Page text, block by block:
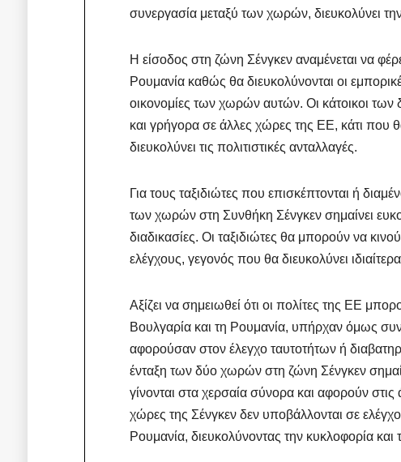
συνεργασία μεταξύ των χωρών, διευκολύνει
Η είσοδος στη ζώνη Σένγκεν αναμένεται να
Ρουμανία καθώς θα διευκολύνονται οι
οικονομίες των χωρών αυτών. Οι κάτοικοι
και γρήγορα σε άλλες χώρες της ΕΕ, κάτι που
διευκολύνει τις πολιτιστικές ανταλλαγές.
Για τους ταξιδιώτες που επισκέπτονται ή
των χωρών στη Συνθήκη Σένγκεν σημαίνει
διαδικασίες. Οι ταξιδιώτες θα μπορούν να
ελέγχους, γεγονός που θα διευκολύνει
Αξίζει να σημειωθεί ότι οι πολίτες της ΕΕ
Βουλγαρία και τη Ρουμανία, υπήρχαν όμως
αφορούσαν στον έλεγχο ταυτοτήτων ή
ένταξη των δύο χωρών στη ζώνη Σένγκεν
γίνονται στα χερσαία σύνορα και αφορούν
χώρες της Σένγκεν δεν υποβάλλονται σε
Ρουμανία, διευκολύνοντας την κυκλοφορία και